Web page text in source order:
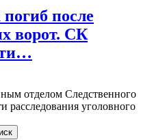
после
ворот. СК
отделом Следственного
расследования уголовного